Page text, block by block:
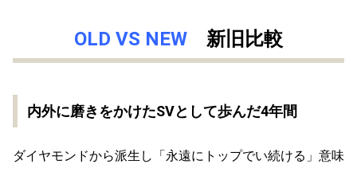
OLD VS NEW 新旧比較
内外に磨きをかけたSVとして歩んだ4年間
ダイヤモンドから派生し「永遠にトップでい続ける」意味